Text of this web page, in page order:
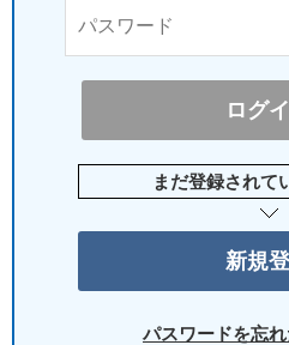
まだ登録されて
パスワードを忘